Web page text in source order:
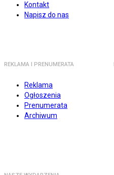
Kontakt
Napisz do nas
REKLAMA I PRENUMERATA
Reklama
Ogłoszenia
Prenumerata
Archiwum